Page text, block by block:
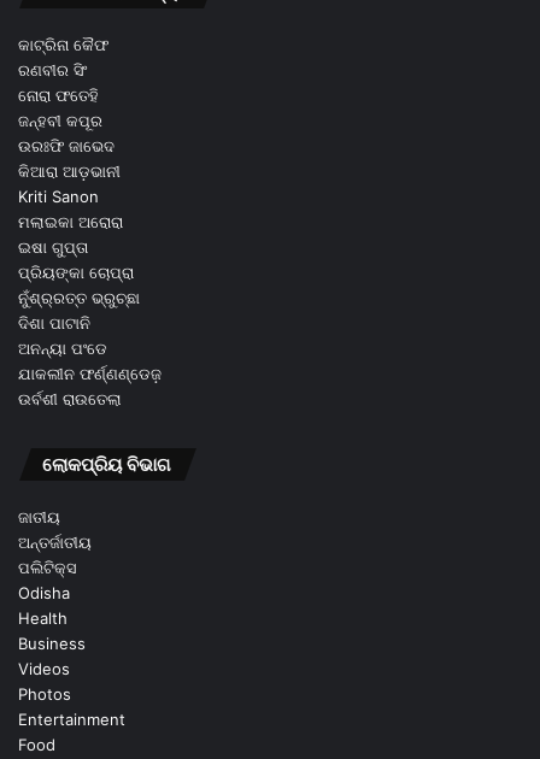
କାଟ୍ରିନା କୈଫ
ରଣବୀର ସିଂ
ନୋରା ଫତେହି
ଜନ୍ହବୀ କପୂର
ଉରଃଫି ଜାଭେଦ
କିଆରା ଆଡ଼ଭାନୀ
Kriti Sanon
ମଲାଇକା ଅରୋରା
ଇଷା ଗୁପ୍ତା
ପ୍ରିୟଙ୍କା ଚୋପ୍ରା
ନୁଁଶ୍ର୍ରତ୍ତ ଭ୍ରୁଚ୍ଛା
ଦିଶା ପାଟାନି
ଅନନ୍ୟା ପଂଡେ
ଯାକଲୀନ ଫର୍ଣ୍ଣଣ୍ଡେଜ଼
ଉର୍ବଶୀ ରାଉତେଲା
ଲୋକପ୍ରିୟ ବିଭାଗ
ଜାତୀୟ
ଅନ୍ତର୍ଜାତୀୟ
ପଲିଟିକ୍ସ
Odisha
Health
Business
Videos
Photos
Entertainment
Food